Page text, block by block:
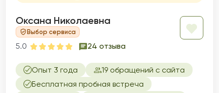
Оксана Николаевна
Выбор сервиса
5.0 24 отзыва
Опыт 3 года
19 обращений с сайта
Бесплатная пробная встреча